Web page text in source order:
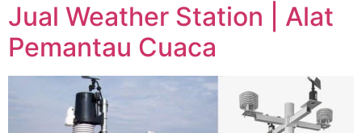
Jual Weather Station | Alat
Pemantau Cuaca